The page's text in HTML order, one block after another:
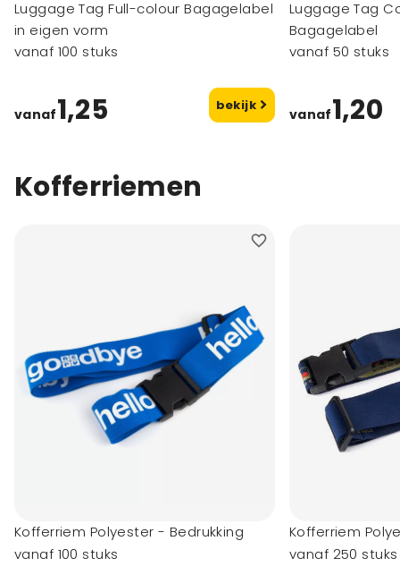
Luggage Tag Full-colour Bagagelabel
in eigen vorm
vanaf 100 stuks
vanaf1,25 bekijk
Luggage Tag
Bagagelabel
vanaf 50 stuks
vanaf1,20
Kofferriemen
Kofferriem Polyester - Bedrukking
vanaf 100 stuks
Kofferriem
vanaf 250 stuks